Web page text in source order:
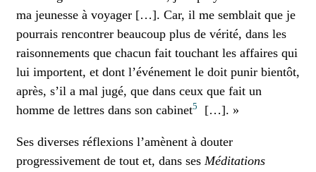
ma jeunesse à voyager […]. Car, il me semblait que je
pourrais rencontrer beaucoup plus de vérité, dans les
raisonnements que chacun fait touchant les affaires qui
lui importent, et dont l’événement le doit punir bientôt,
après, s’il a mal jugé, que dans ceux que fait un
homme de lettres dans son cabinet5 […]. »
Ses diverses réflexions l’amènent à douter
progressivement de tout et, dans ses Méditations